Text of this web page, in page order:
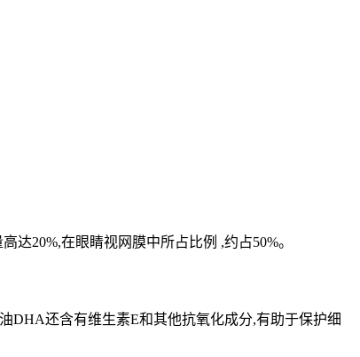
20%,在眼睛视网膜中所占比例 ,约占50%。
DHA还含有维生素E和其他抗氧化成分,有助于保护细